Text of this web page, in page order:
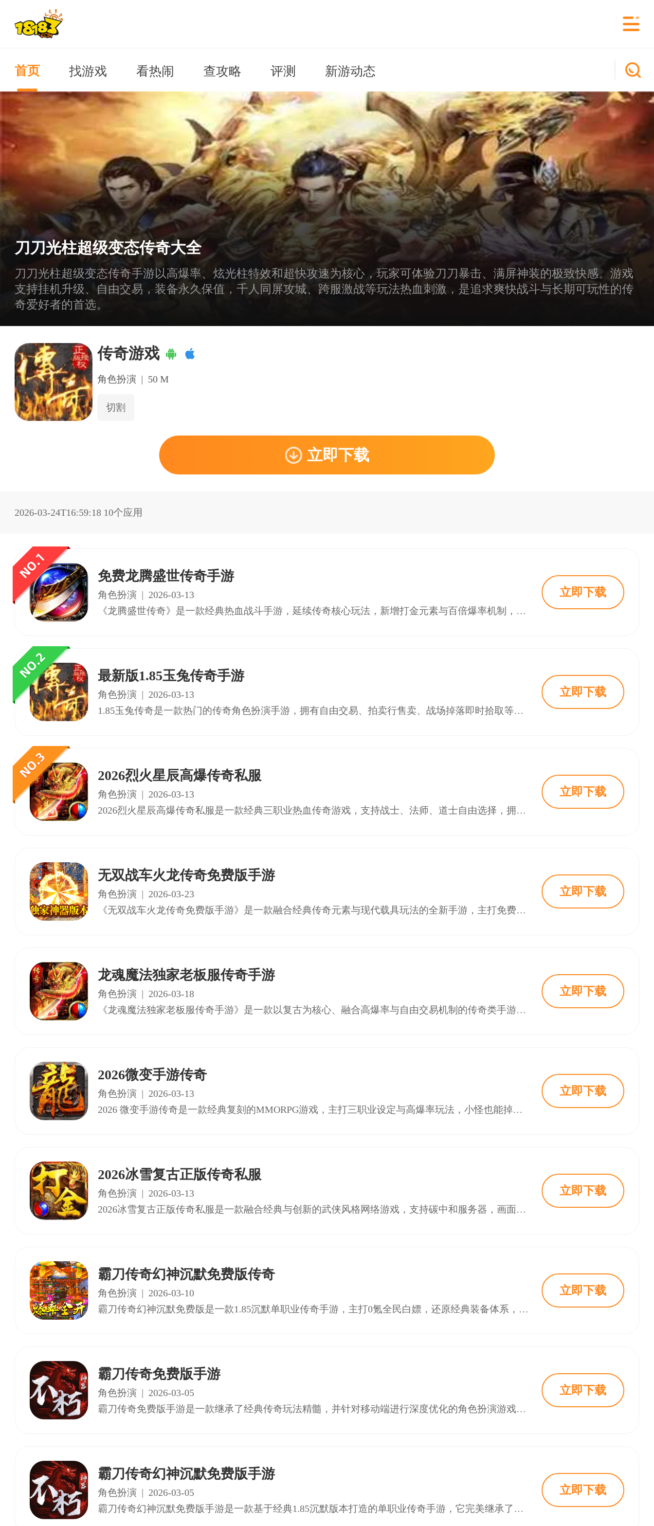
首页 找游戏 看热闹 查攻略 评测 新游动态
刀刀光柱超级变态传奇大全
刀刀光柱超级变态传奇手游以高爆率、炫光柱特效和超快攻速为核心，玩家可体验刀刀暴击、满屏神装的极致快感。游戏
支持挂机升级、自由交易，装备永久保值，千人同屏攻城、跨服激战等玩法热血刺激，是追求爽快战斗与长期可玩性的传
奇爱好者的首选。
传奇游戏
角色扮演 | 50 M
切割
立即下载
2026-03-24T16:59:18 10个应用
免费龙腾盛世传奇手游
角色扮演 | 2026-03-13
《龙腾盛世传奇》是一款经典热血战斗手游，延续传奇核心玩法，新增打金元素与百倍爆率机制，让玩家享受刀刀暴击的快感。游戏支持战士、法师、道士三大职业，装备全靠打，道具易获取，非人民币玩家也能畅玩。特色包括兄弟组队、帮会乱斗、神兽开局、副本刷怪等，适合追求热血PK与自由交易的玩家。优化后的技能特效与爆率机制提升操作体验，是值得尝试的传奇类手游。
立即下载
最新版1.85玉兔传奇手游
角色扮演 | 2026-03-13
1.85玉兔传奇是一款热门的传奇角色扮演手游，拥有自由交易、拍卖行售卖、战场掉落即时拾取等特色玩法。玩家可通过副本挑战获取材料，提升战斗力，并利用灵兽捕捉系统增强战斗能力。游戏支持装备碎片合成与智能难度匹配，每日活动奖励丰富，适合长期游玩。合理规划资源、强化装备、参与活动是快速崛起的关键，适合喜欢策略与冒险的玩家体验。
立即下载
2026烈火星辰高爆传奇私服
角色扮演 | 2026-03-13
2026烈火星辰高爆传奇私服是一款经典三职业热血传奇游戏，支持战士、法师、道士自由选择，拥有3D技能特效和高爆率玩法。游戏开局送自带麻痹属性的战宠，所有BOSS爆率全开，小怪也能爆出神装，装备可回收兑换元宝，实现边玩边赚。特色包括万人攻城、实时PK、龙纹塔挑战等，新增神装系统与优化回收机制，提升玩家体验。适合喜欢热血战斗与装备养成的玩家，重温经典传奇乐趣。
立即下载
无双战车火龙传奇免费版手游
角色扮演 | 2026-03-23
《无双战车火龙传奇免费版手游》是一款融合经典传奇元素与现代载具玩法的全新手游，主打免费无氪体验，玩家可驾驶专属战车挑战火龙BOSS，获取顶级装备。游戏特色包括战车进化、跨服争霸、自由交易等玩法，操作流畅，技能特效华丽。针对新手提供详细进阶攻略，帮助快速提升战力。近期版本新增虚空幻境副本、一键日常功能等优化内容，提升整体游戏体验。适合各类玩家畅玩，是2023年不容错过的传奇类手游之一。
立即下载
龙魂魔法独家老板服传奇手游
角色扮演 | 2026-03-18
《龙魂魔法独家老板服传奇手游》是一款以复古为核心、融合高爆率与自由交易机制的传奇类手游。游戏还原经典数值和地图，提供无绑定钻石消费、公平竞技环境，并通过“老板服”模式提升玩家福利。特色包括极速攻沙、职业深度解析及持续更新的经典玩法，适合追求原味体验和长期耐玩性的玩家。无论是老玩家重温情怀，还是新玩家体验传奇魅力，该游戏均提供了公平、热血且充满机遇的游戏环境。
立即下载
2026微变手游传奇
角色扮演 | 2026-03-13
2026 微变手游传奇是一款经典复刻的MMORPG游戏，主打三职业设定与高爆率玩法，小怪也能掉落神装。游戏支持装备回收、自由交易，零氪玩家也能轻松致富。三端互通设计让玩家随时随地畅玩，新增跨服竞技、战宠养成等多元玩法。上线即送GM权限与百万钻石，福利丰富，适合重温经典传奇体验。
立即下载
2026冰雪复古正版传奇私服
角色扮演 | 2026-03-13
2026冰雪复古正版传奇私服是一款融合经典与创新的武侠风格网络游戏，支持碳中和服务器，画面细腻流畅，玩法丰富。游戏包含PVE副本、PVP竞技及宠物养成等多元内容，适合不同玩家需求。新增环保主题副本与VR接入功能，提升沉浸体验。玩家可通过攻略了解职业选择、副本策略及社交系统，增强游戏竞争力。游戏注重可持续发展，倡导绿色理念，同时提供跨界联动活动与限定奖励，吸引玩家参与。
立即下载
霸刀传奇幻神沉默免费版传奇
角色扮演 | 2026-03-10
霸刀传奇幻神沉默免费版是一款1.85沉默单职业传奇手游，主打0氪全民白嫖，还原经典装备体系，爆率全开，装备材料全靠打。游戏特色包括创角即送自动回收、幻神系统免费解锁、每日领取328代币等，适合散人玩家体验。玩法涵盖主线任务、BOSS挑战、幻境分身挂机及神装鉴定，提升战力关键在于爆率与装备养成。更新日志新增时空位面探索与装备觉醒功能，优化游戏体验，确保公平竞技环境。
立即下载
霸刀传奇免费版手游
角色扮演 | 2026-03-05
霸刀传奇免费版手游是一款继承了经典传奇玩法精髓，并针对移动端进行深度优化的角色扮演游戏。在这个宏大的玛法大陆上，玩家可以体验到最原汁原味的战法道职业体系，感受万人同屏攻沙的热血激情，更能在爆装PK、自由交易等经典设定中，重温那份最初的感动。霸刀传奇免费版手游以其流畅的操作手感、丰富的玩法内容以及真正免费的运营理念，致力于为所有传奇爱好者打造一个公平、持久、充满兄弟情义的游戏世界。
立即下载
霸刀传奇幻神沉默免费版手游
角色扮演 | 2026-03-05
霸刀传奇幻神沉默免费版手游是一款基于经典1.85沉默版本打造的单职业传奇手游，它完美继承了传奇游戏的经典玩法精髓，同时融入了现代化的游戏设计理念。这款游戏最大的特色在于彻底摒弃了传统传奇中繁琐的职业选择，采用了创新的单职业全能体系，让玩家无需在战士、法师、道士之间纠结，一个职业即可体验所有技能组合的乐趣。游戏内置了上百张专属剧情地图，每个大陆都拥有独立的背景故事和隐藏位面，从迷雾森林到龙渊禁地，从
立即下载